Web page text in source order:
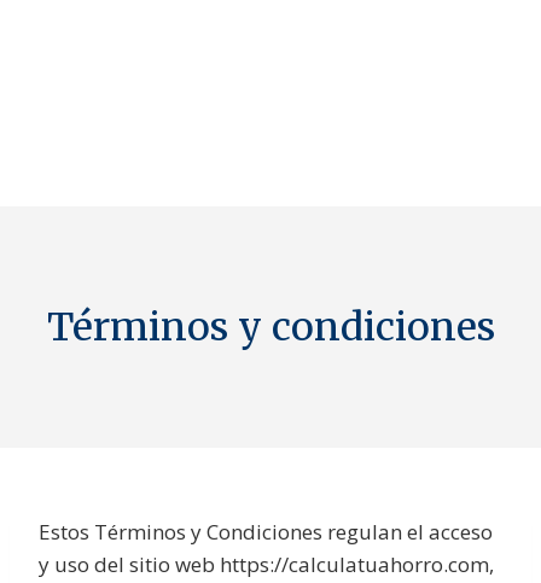
Términos y condiciones
Estos Términos y Condiciones regulan el acceso
y uso del sitio web https://calculatuahorro.com,